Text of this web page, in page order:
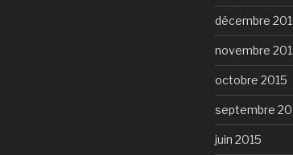
décembre
novembre
octobre 2015
septembre
juin 2015